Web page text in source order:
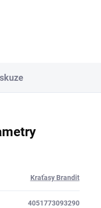
Kraťasy Brandit
4051773093290